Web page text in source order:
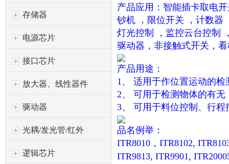
存储器
电源芯片
接口芯片
放大器、线性器件
驱动器
光耦/发光管/红外
逻辑芯片
产品应用：智能插卡取电
钞机 ，限位开关 ，计数器
灯光控制 ，监控云台控制
驱动器，非接触式开关，
产品用途：
1、 适用于作位置运动的
2、 可用于检测物体的有
3、 可用于料位控制、行
品名例举：
ITR8010，ITR8102,
ITR9813, ITR9901,